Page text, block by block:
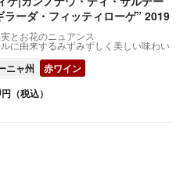
ラーダ・フィッティローゲ” 2019
とお花のニュアンス
に由来するみずみずしく美しい味わい
ニャ州 赤ワイン
円（税込）